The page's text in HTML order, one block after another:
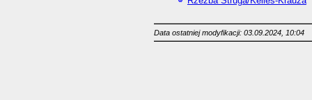
Data ostatniej modyfikacji: 03.09.2024, 10:04